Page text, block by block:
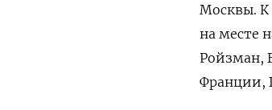
Москвы. К
на месте
Ройзман,
Франции,